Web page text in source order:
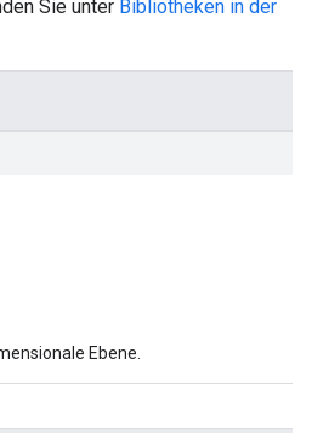
Sie unter Bibliotheken in der
Ebene.